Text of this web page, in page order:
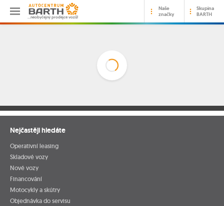
…neobyčejný prodejce vozů!
Naše
značky
Skupina
BARTH
Nejčastěji hledáte
Operativní leasing
Skladové vozy
Nové vozy
Financování
Motocykly a skútry
Objednávka do servisu